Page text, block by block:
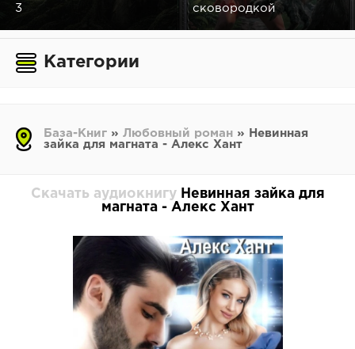
3
сковородкой
Категории
База-Книг » Любовный роман » Невинная
зайка для магната - Алекс Хант
Скачать аудиокнигу Невинная зайка для
магната - Алекс Хант